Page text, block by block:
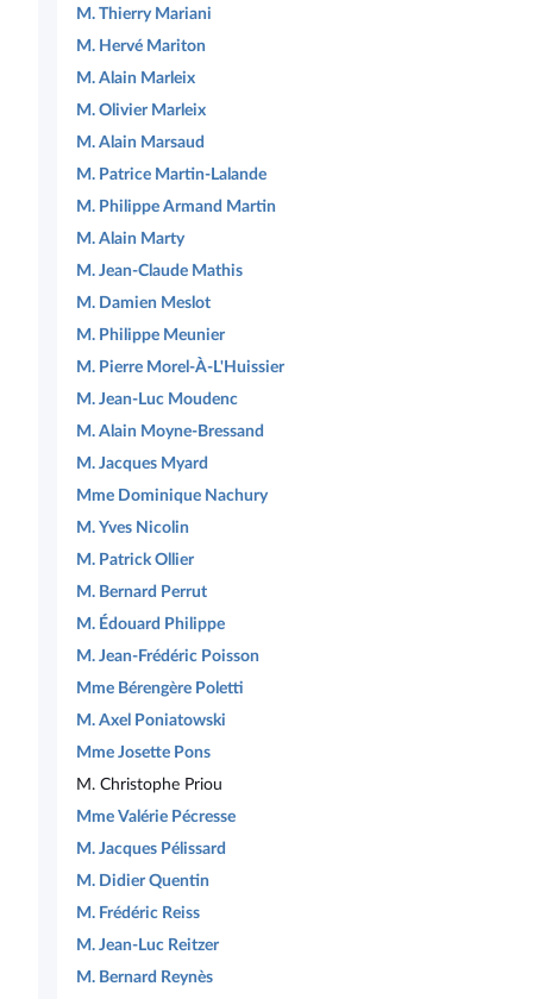
M. Thierry Mariani
M. Hervé Mariton
M. Alain Marleix
M. Olivier Marleix
M. Alain Marsaud
M. Patrice Martin-Lalande
M. Philippe Armand Martin
M. Alain Marty
M. Jean-Claude Mathis
M. Damien Meslot
M. Philippe Meunier
M. Pierre Morel-À-L'Huissier
M. Jean-Luc Moudenc
M. Alain Moyne-Bressand
M. Jacques Myard
Mme Dominique Nachury
M. Yves Nicolin
M. Patrick Ollier
M. Bernard Perrut
M. Édouard Philippe
M. Jean-Frédéric Poisson
Mme Bérengère Poletti
M. Axel Poniatowski
Mme Josette Pons
M. Christophe Priou
Mme Valérie Pécresse
M. Jacques Pélissard
M. Didier Quentin
M. Frédéric Reiss
M. Jean-Luc Reitzer
M. Bernard Reynès